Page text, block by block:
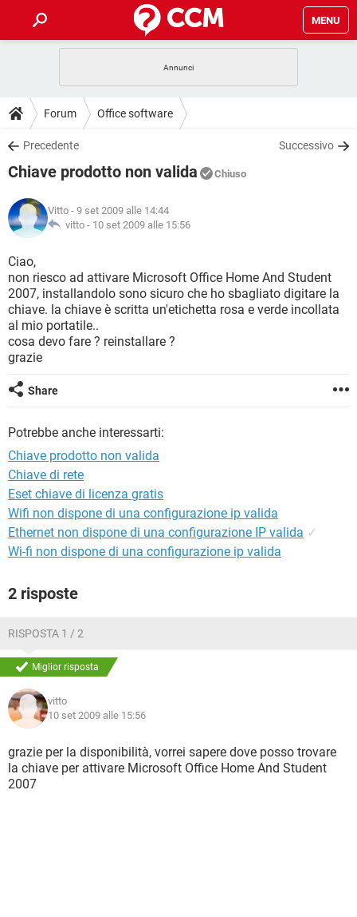
MENU
INTRATTENIMENTO
iOS
INSTAGRAM WHATSAPP
TIKTOK
HARDWARE
GUIDE
COVID-19
INSTAGRAM
TIKTOK
HARDWARE
DOWNLOAD
COVID-19 GAMING
INTRATTENIMENTO
iOS
INSTAGRAM
TIKTOK FACEBOOK
HARDWARE
COVID-19
INTRATTENIMENTO
iOS
INSTAGRAM WHATSAPP
TIKTOK
HARDWARE
GLOSSARIO
COVID-19
INTRATTENIMENTO ANDROID
iOS WINDOWS 10
INSTAGRAM
TIKTOK
HARDWARE
Forum Office software
Precedente Successivo
Chiave prodotto non valida Chiuso
Vitto - 9 set 2009 alle 14:44
vitto - 10 set 2009 alle 15:56
Ciao,
non riesco ad attivare Microsoft Office Home And Student
2007, installandolo sono sicuro che ho sbagliato digitare la
chiave. la chiave è scritta un'etichetta rosa e verde incollata
al mio portatile..
cosa devo fare ? reinstallare ?
grazie
Share
Potrebbe anche interessarti:
Chiave prodotto non valida
Chiave di rete
Eset chiave di licenza gratis
Wifi non dispone di una configurazione ip valida
Ethernet non dispone di una configurazione IP valida ✓
Wi-fi non dispone di una configurazione ip valida
2 risposte
RISPOSTA 1 / 2
Miglior risposta
vitto
10 set 2009 alle 15:56
grazie per la disponibilità, vorrei sapere dove posso trovare
la chiave per attivare Microsoft Office Home And Student
2007